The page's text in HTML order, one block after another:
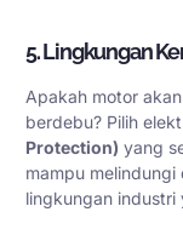
5. Lingkungan
Apakah motor
berdebu? Pilih
Protection) yang
mampu
lingkungan industri